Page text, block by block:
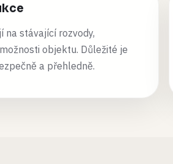
na stávající rozvody,
objektu. Důležité je
a přehledně.